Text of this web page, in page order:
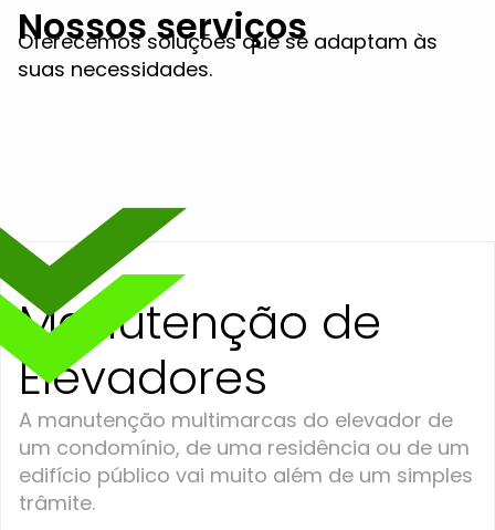
Nossos serviços
Oferecemos soluções que se adaptam às
suas necessidades.
Manutenção de
Elevadores
A manutenção multimarcas do elevador de
um condomínio, de uma residência ou de um
edifício público vai muito além de um simples
trâmite.